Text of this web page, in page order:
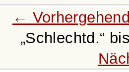
←
Schlechtd.